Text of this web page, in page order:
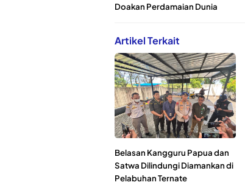
Doakan Perdamaian Dunia
Artikel Terkait
Belasan Kangguru Papua dan
Satwa Dilindungi Diamankan di
Pelabuhan Ternate